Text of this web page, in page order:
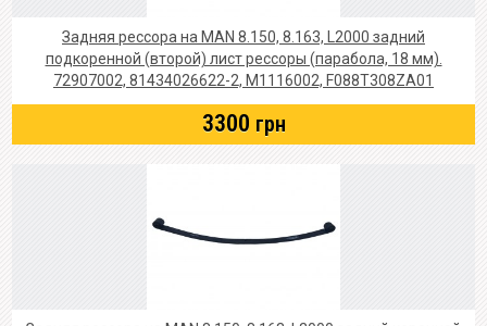
Задняя рессора на MAN 8.150, 8.163, L2000 задний
подкоренной (второй) лист рессоры (парабола, 18 мм).
72907002, 81434026622-2, M1116002, F088T308ZA01
3300 грн